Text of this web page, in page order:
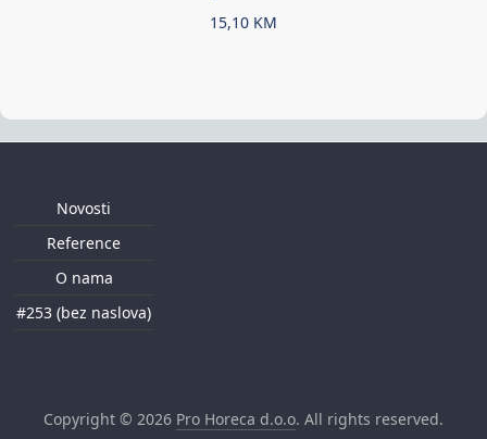
15,10 KM
Novosti
Reference
O nama
#253 (bez naslova)
Copyright © 2026 Pro Horeca d.o.o. All rights reserved.